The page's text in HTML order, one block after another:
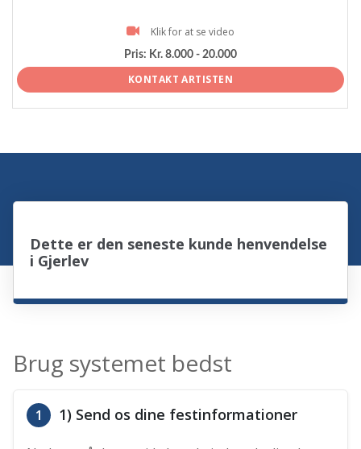
Klik for at se video
Pris: Kr. 8.000 - 20.000
KONTAKT ARTISTEN
Dette er den seneste kunde henvendelse
i Gjerlev
Brug systemet bedst
1 1) Send os dine festinformationer